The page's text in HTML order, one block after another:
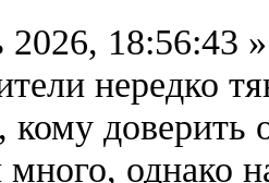
2026, 18:56:43 »
нередко
кому доверить
однако